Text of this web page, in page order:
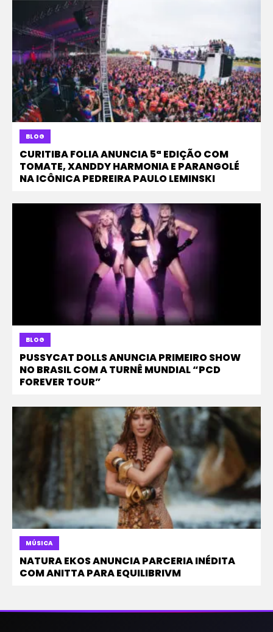
BLOG
CURITIBA FOLIA ANUNCIA 5ª EDIÇÃO COM
TOMATE, XANDDY HARMONIA E PARANGOLÉ
NA ICÔNICA PEDREIRA PAULO LEMINSKI
BLOG
PUSSYCAT DOLLS ANUNCIA PRIMEIRO SHOW
NO BRASIL COM A TURNÊ MUNDIAL “PCD
FOREVER TOUR”
MÚSICA
NATURA EKOS ANUNCIA PARCERIA INÉDITA
COM ANITTA PARA EQUILIBRIVM